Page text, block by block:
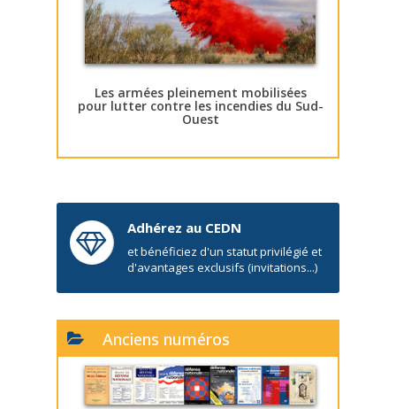
Les armées pleinement mobilisées
pour lutter contre les incendies du Sud-
Ouest
Adhérez au CEDN
et bénéficiez d'un statut privilégié et
d'avantages exclusifs (invitations...)
Anciens numéros